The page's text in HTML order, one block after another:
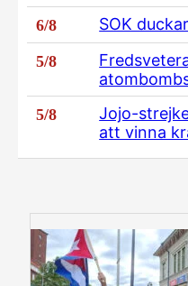
6/8 SOK
5/8
5/8
Jojo-
att vinna